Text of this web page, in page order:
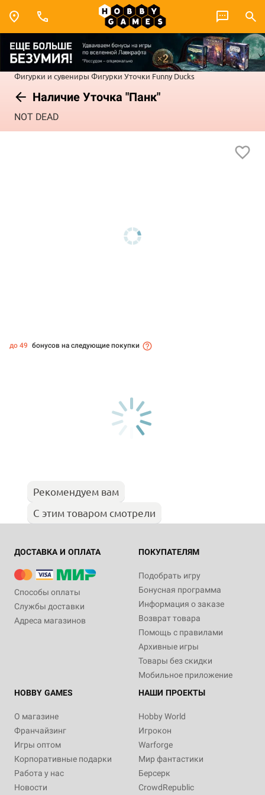
Фигурки и сувениры Фигурки Уточки Funny Ducks
Наличие Уточка "Панк"
NOT DEAD
до 49 бонусов на следующие покупки
Рекомендуем вам
С этим товаром смотрели
ДОСТАВКА И ОПЛАТА
Способы оплаты
Службы доставки
Адреса магазинов
ПОКУПАТЕЛЯМ
Подобрать игру
Бонусная программа
Информация о заказе
Возврат товара
Помощь с правилами
Архивные игры
Товары без скидки
Мобильное приложение
HOBBY GAMES
О магазине
Франчайзинг
Игры оптом
Корпоративные подарки
Работа у нас
Новости
НАШИ ПРОЕКТЫ
Hobby World
Игрокон
Warforge
Мир фантастики
Берсерк
CrowdRepublic